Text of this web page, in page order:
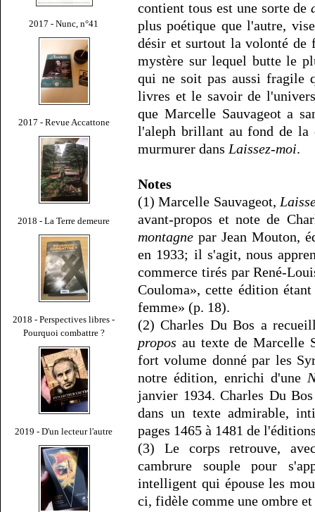
2017 - Nunc, n°41
2017 - Revue Accattone
2018 - La Terre demeure
2018 - Perspectives libres -
Pourquoi combattre ?
2019 - D'un lecteur l'autre
contient tous est une sorte de
plus poétique que l'autre,
désir et surtout la volonté de
mystère sur lequel butte le
qui ne soit pas aussi fragile
livres et le savoir de
que Marcelle Sauvageot a
l'aleph brillant au fond de la
murmurer dans Laissez-moi.
Notes
(1) Marcelle Sauvageot,
avant-propos et note de
montagne par Jean Mouton,
en 1933; il s'agit, nous
commerce tirés par René-
Couloma», cette édition
femme» (p. 18).
(2) Charles Du Bos a
propos au texte de Marcelle
fort volume donné par les
notre édition, enrichi d'une
janvier 1934. Charles Du
dans un texte admirable,
pages 1465 à 1481 de
(3) Le corps retrouve,
cambrure souple pour
intelligent qui épouse les
ci, fidèle comme une ombre